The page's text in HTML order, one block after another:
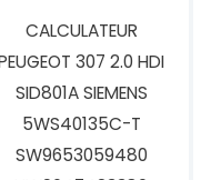
CALCULATEUR
307 2.0 HDI
SID801A SIEMENS
5WS40135C-T
SW9653059480